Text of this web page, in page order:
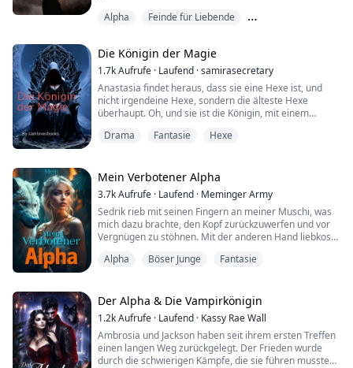
War es nicht genug, mich zum Sterben zurückzulassen?
Er ließ mich in diesem Wald sterben, nachdem ich ihn
befreit hatte, und jetzt das.
Er schnitt sich langsam in die Hand, und plötzlich sch...
Alpha
Feinde für Liebende
Die Königin der Magie
1.7kAufrufe · Laufend ·samirasecretary
Anastasia findet heraus, dass sie eine Hexe ist, und
nicht irgendeine Hexe, sondern die älteste Hexe
überhaupt. Oh, und sie ist die Königin, mit einem
Freund und einem Geist, der ihr gerne hilft. Und überall
erwähnt, dass die Götter sie lieben und ...
Drama Fantasie Hexe
Mein Verbotener Alpha
3.7kAufrufe · Laufend · Meminger Army
Sedrik rieb mit seinen Fingern an meiner Muschi, was
mich dazu brachte, den Kopf zurückzuwerfen und vor
Vergnügen zu stöhnen. Mit der anderen Hand liebkoste
meine Schulter küsste und saugte.
In einer Welt, in der Verbindungen zwischen Werwölfen
und Zauberern streng verboten und hart verurteilt
werden, gerät Alana, eine junge, verwaiste Hexe ...
Alpha Böser Junge Fantasie
Der Alpha & Die Vampirkönigin
1.2kAufrufe · Laufend · Kassy Rae Wall
Ambrosia und Jackson haben seit ihrem ersten Treffen
einen langen Weg zurückgelegt. Der Frieden wurde
durch die schwierigen Kämpfe, die sie führen mussten,